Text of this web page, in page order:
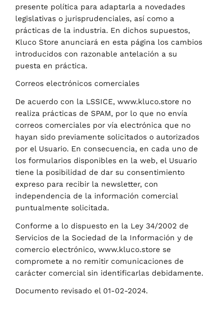
presente política para adaptarla a novedades
legislativas o jurisprudenciales, así como a
prácticas de la industria. En dichos supuestos,
Kluco Store anunciará en esta página los cambios
introducidos con razonable antelación a su
puesta en práctica.
Correos electrónicos comerciales
De acuerdo con la LSSICE,www.kluco.store no
realiza prácticas de SPAM, por lo que no envía
correos comerciales por vía electrónica que no
hayan sido previamente solicitados o autorizados
por el Usuario. En consecuencia, en cada uno de
los formularios disponibles en la web, el Usuario
tiene la posibilidad de dar su consentimiento
expreso para recibir la newsletter, con
independencia de la información comercial
puntualmente solicitada.
Conforme a lo dispuesto en la Ley 34/2002 de
Servicios de la Sociedad de la Información y de
comercio electrónico,www.kluco.store se
compromete a no remitir comunicaciones de
carácter comercial sin identificarlas debidamente.
Documento revisado el 01-02-2024.